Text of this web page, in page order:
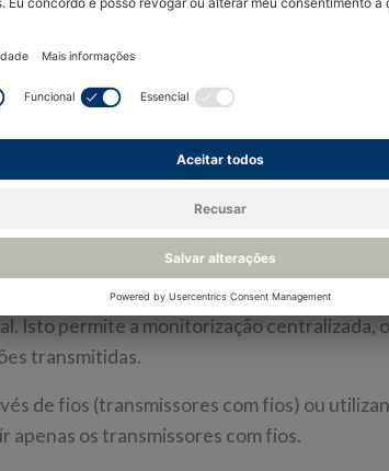
com sondas intercambiáveis versus
deriva da função principal do
e aplicações, desde a radiodifusão até ao
utilizando uma sonda ou sensor,
Isto permite a monitorização centralizada,
transmitidas.
de fios (transmissores com fios) ou
os transmissores com fios.